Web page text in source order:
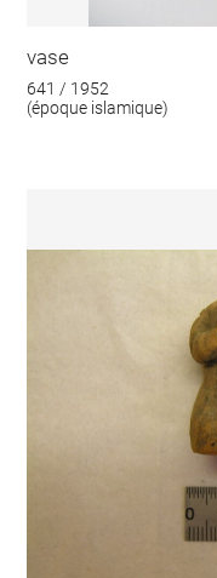
vase
641 / 1952
(époque islamique)